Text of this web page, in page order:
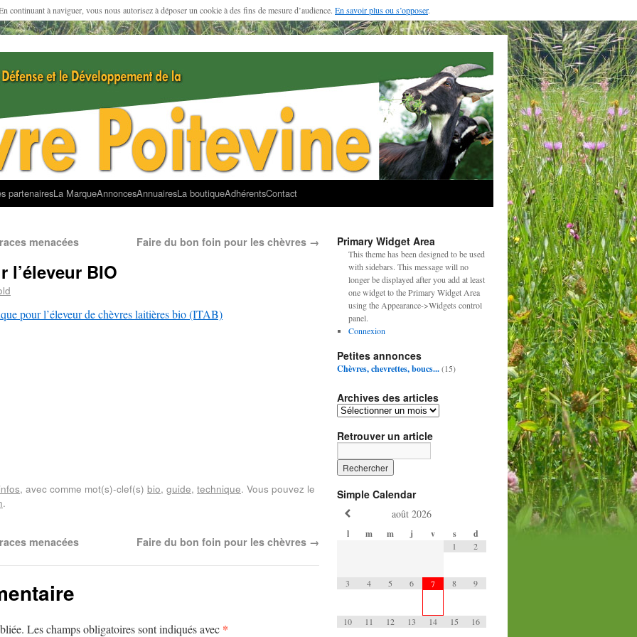
continuant à naviguer, vous nous autorisez à déposer un cookie à des fins de mesure d’audience. En savoir plus ou s’opposer.
partenairesLa MarqueAnnoncesAnnuairesLa boutiqueAdhérentsContact
menacées Faire du bon foin pour les chèvres →
l’éleveur BIO
pour l’éleveur de chèvres laitières bio (ITAB)
, avec comme mot(s)-clef(s) bio, guide, technique. Vous pouvez le
.
menacées Faire du bon foin pour les chèvres →
Les champs obligatoires sont indiqués avec *
Primary Widget Area
This theme has been designed to be used
with sidebars. This message will no
longer be displayed after you add at least
one widget to the Primary Widget Area
using the Appearance->Widgets control
panel.
Connexion
Petites annonces
Chèvres, chevrettes, boucs...(15)
Archives des articles
Retrouver un article
Simple Calendar
août 2026
l m m j v s d
1 2
3 4 5 6 7 8 9
10 11 12 13 14 15 16